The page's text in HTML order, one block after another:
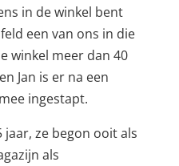
in de winkel bent
een van ons in die
winkel meer dan 40
Jan is er na een
ingestapt.
jaar, ze begon ooit als
als